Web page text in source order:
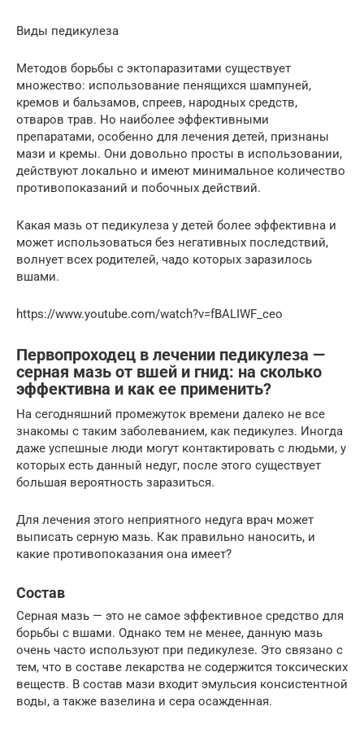
Виды педикулеза
Методов борьбы с эктопаразитами существует
множество: использование пенящихся шампуней,
кремов и бальзамов, спреев, народных средств,
отваров трав. Но наиболее эффективными
препаратами, особенно для лечения детей, признаны
мази и кремы. Они довольно просты в использовании,
действуют локально и имеют минимальное количество
противопоказаний и побочных действий.
Какая мазь от педикулеза у детей более эффективна и
может использоваться без негативных последствий,
волнует всех родителей, чадо которых заразилось
вшами.
https://www.youtube.com/watch?v=fBALIWF_ceo
Первопроходец в лечении педикулеза —
серная мазь от вшей и гнид: на сколько
эффективна и как ее применить?
На сегодняшний промежуток времени далеко не все
знакомы с таким заболеванием, как педикулез. Иногда
даже успешные люди могут контактировать с людьми, у
которых есть данный недуг, после этого существует
большая вероятность заразиться.
Для лечения этого неприятного недуга врач может
выписать серную мазь. Как правильно наносить, и
какие противопоказания она имеет?
Состав
Серная мазь — это не самое эффективное средство для
борьбы с вшами. Однако тем не менее, данную мазь
очень часто используют при педикулезе. Это связано с
тем, что в составе лекарства не содержится токсических
веществ. В состав мази входит эмульсия консистентной
воды, а также вазелина и сера осажденная.